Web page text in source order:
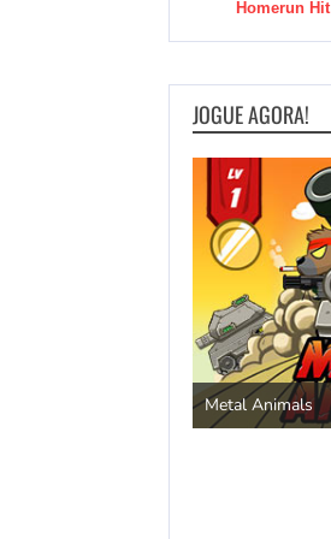
Homerun Hit
JOGUE AGORA!
Metal Animals